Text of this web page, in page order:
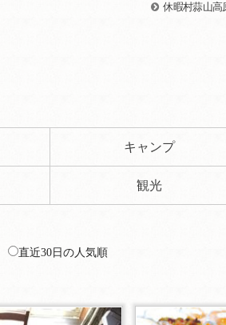
休暇村蒜山高
キャンプ
観光
直近30日の人気順